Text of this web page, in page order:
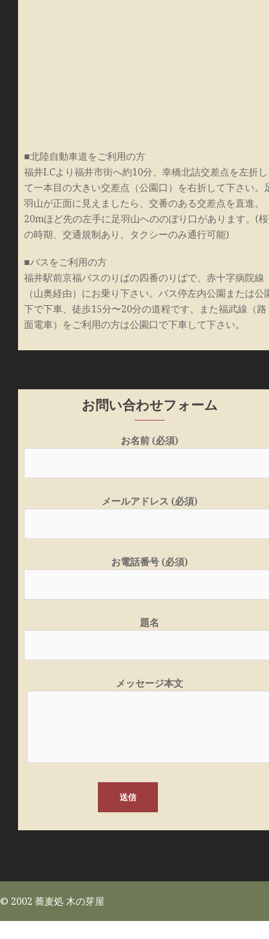
■北陸自動車道をご利用の方
福井I.Cより福井市街へ約10分、幸橋北詰交差点を左折し
て一本目の大きい交差点（公園口）を右折して下さい。
羽山が正面に見えましたら、交番のある交差点を直進。
20mほど先の左手に足羽山へののぼり口があります。(桜
の時期、交通規制あり。タクシーのみ通行可能)
■バスをご利用の方
福井駅前京福バスのりばの四番のりばで、赤十字病院線
（山奥経由）にお乗り下さい。バス停左内公園または公
下で下車、徒歩15分〜20分の道程です。また福武線（路
面電車）をご利用の方は公園口で下車して下さい。
お問い合わせフォーム
お名前 (必須)
メールアドレス (必須)
お電話番号 (必須)
題名
メッセージ本文
© 2002 蕎麦処 木の芽屋